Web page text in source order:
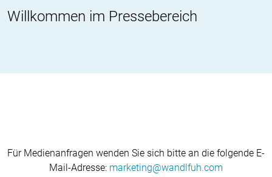
Willkommen im Pressebereich
Für Medienanfragen wenden Sie sich bitte an die folgende E-
Mail-Adresse: marketing wandlfuh com